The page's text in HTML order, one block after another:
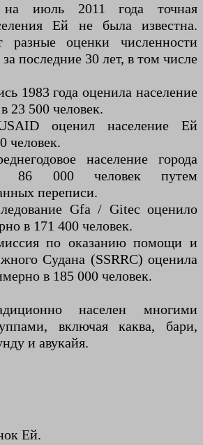
июль 2011 года точная
Ей не была известна.
разные оценки численности
последние 30 лет, в том числе
1983 года оценила население
23 500 человек.
оценил население Ей
человек.
население города
в 86 000 человек путем
переписи.
Gfa / Gitec оценило
в 171 400 человек.
по оказанию помощи и
Судана (SSRRC) оценила
в 185 000 человек.
населен многими
включая каква, бари,
и авукайя.
Ей.